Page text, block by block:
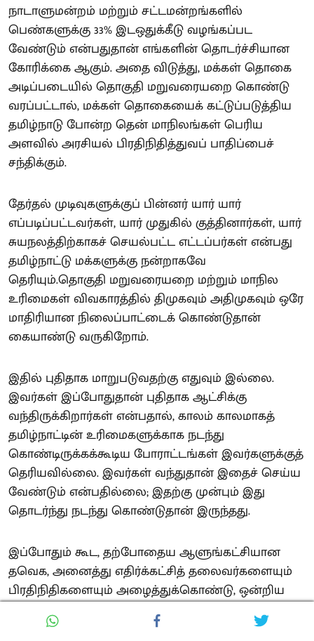
நாடாளுமன்றம் மற்றும் சட்டமன்றங்களில்
பெண்களுக்கு 33% இடஒதுக்கீடு வழங்கப்பட
வேண்டும் என்பதுதான் எங்களின் தொடர்ச்சியான
கோரிக்கை ஆகும். அதை விடுத்து, மக்கள் தொகை
அடிப்படையில் தொகுதி மறுவரையறை கொண்டு
வரப்பட்டால், மக்கள் தொகையைக் கட்டுப்படுத்திய
தமிழ்நாடு போன்ற தென் மாநிலங்கள் பெரிய
அளவில் அரசியல் பிரதிநிதித்துவப் பாதிப்பைச்
சந்திக்கும்.
தேர்தல் முடிவுகளுக்குப் பின்னர் யார் யார்
எப்படிப்பட்டவர்கள், யார் முதுகில் குத்தினார்கள், யார்
சுயநலத்திற்காகச் செயல்பட்ட எட்டப்பர்கள் என்பது
தமிழ்நாட்டு மக்களுக்கு நன்றாகவே
தெரியும்.தொகுதி மறுவரையறை மற்றும் மாநில
உரிமைகள் விவகாரத்தில் திமுகவும் அதிமுகவும் ஒரே
மாதிரியான நிலைப்பாட்டைக் கொண்டுதான்
கையாண்டு வருகிறோம்.
இதில் புதிதாக மாறுபடுவதற்கு எதுவும் இல்லை.
இவர்கள் இப்போதுதான் புதிதாக ஆட்சிக்கு
வந்திருக்கிறார்கள் என்பதால், காலம் காலமாகத்
தமிழ்நாட்டின் உரிமைகளுக்காக நடந்து
கொண்டிருக்கக்கூடிய போராட்டங்கள் இவர்களுக்குத்
தெரியவில்லை. இவர்கள் வந்துதான் இதைச் செய்ய
வேண்டும் என்பதில்லை; இதற்கு முன்பும் இது
தொடர்ந்து நடந்து கொண்டுதான் இருந்தது.
இப்போதும் கூட, தற்போதைய ஆளுங்கட்சியான
தவெக, அனைத்து எதிர்க்கட்சித் தலைவர்களையும்
பிரதிநிதிகளையும் அழைத்துக்கொண்டு, ஒன்றிய
நீர்வளத்துறை அமைச்சரையோ அல்லது மற்ற
அமைச்சர்களையோ நேரில் சந்தித்து மேகதாது